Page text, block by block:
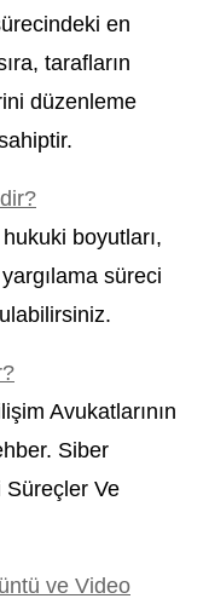
en
tarafların
düzenleme
boyutları,
süreci
Avukatlarının
Siber
Süreçler Ve
ve Video